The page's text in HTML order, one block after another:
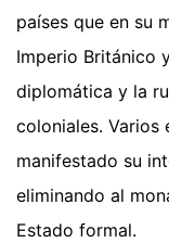
países que en su
Imperio Británico
diplomática y la
coloniales. Varios
manifestado su
eliminando al
Estado formal.